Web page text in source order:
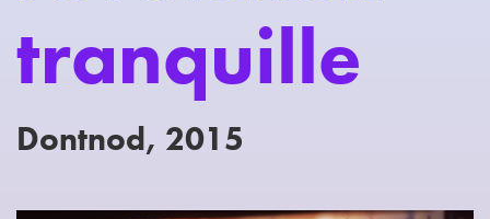
tranquille
Dontnod, 2015